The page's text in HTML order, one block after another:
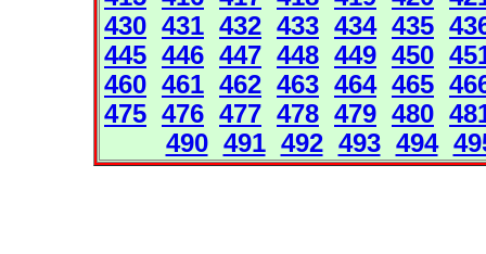
430 431 432 433 434 435
445 446 447 448 449 450
460 461 462 463 464 465
475 476 477 478 479 480
490 491 492 493 494